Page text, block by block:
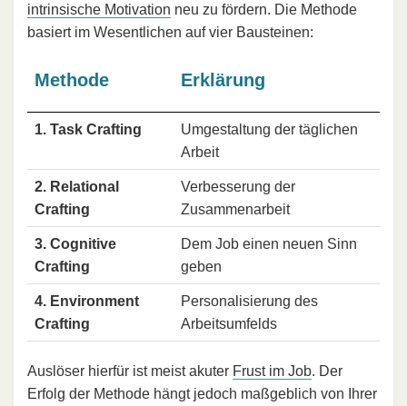
intrinsische Motivation neu zu fördern. Die Methode
basiert im Wesentlichen auf vier Bausteinen:
Methode Erklärung
1. Task Crafting
Umgestaltung der täglichen
Arbeit
2. Relational
Crafting
Verbesserung der
Zusammenarbeit
3. Cognitive
Crafting
Dem Job einen neuen Sinn
geben
4. Environment
Crafting
Personalisierung des
Arbeitsumfelds
Auslöser hierfür ist meist akuter Frust im Job. Der
Erfolg der Methode hängt jedoch maßgeblich von Ihrer